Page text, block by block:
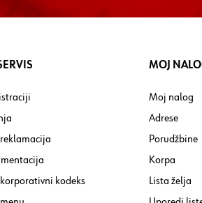
kodeks
MOJ
Moj nalog
Adrese
Porudžbine
Korpa
Lista želja